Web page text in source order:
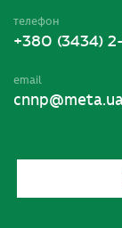
телефон
+380 (3434)
email